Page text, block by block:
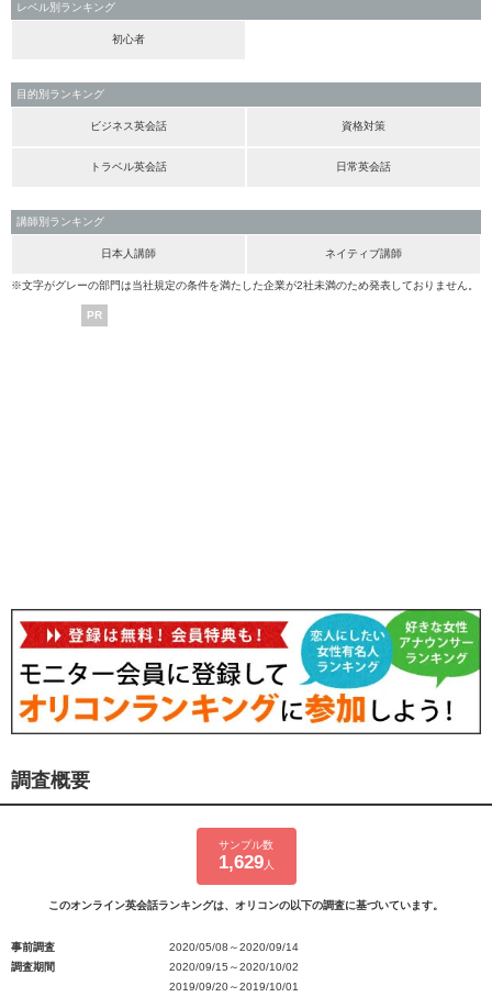
レベル別ランキング
初心者
目的別ランキング
ビジネス英会話 資格対策
トラベル英会話 日常英会話
講師別ランキング
日本人講師 ネイティブ講師
※文字がグレーの部門は当社規定の条件を満たした企業が2社未満のため発表しておりません。
PR
調査概要
サンプル数
1,629人
このオンライン英会話ランキングは、オリコンの以下の調査に基づいています。
事前調査
2020/05/08～2020/09/14
調査期間
2020/09/15～2020/10/02
2019/09/20～2019/10/01